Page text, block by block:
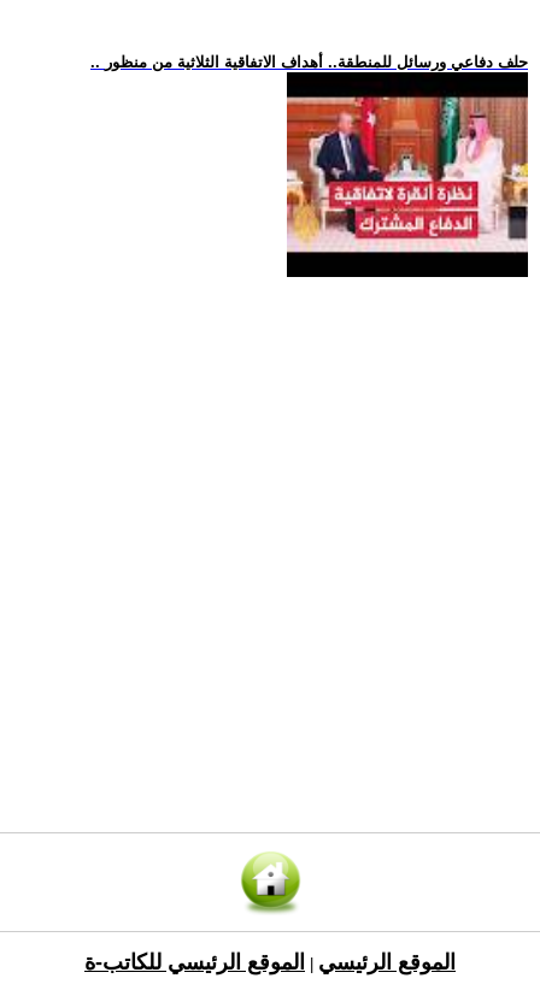
.. حلف دفاعي ورسائل للمنطقة.. أهداف الاتفاقية الثلاثية من منظور
الموقع الرئيسي الموقع الرئيسي للكاتب-ة